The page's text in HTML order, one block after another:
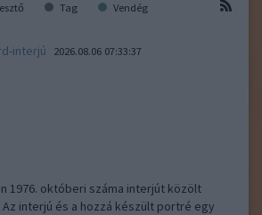
Tag Vendég
interjú 2026.08.06 07:33:37
1976. októberi száma interjút közölt
Az interjú és a hozzá készült portré egy